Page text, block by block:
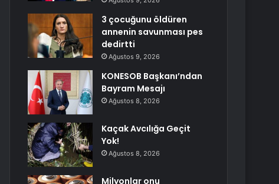
3 çocuğunu öldüren
annenin savunması pes
dedirtti
Ağustos 9, 2026
KONESOB Başkanı’ndan
Bayram Mesajı
Ağustos 8, 2026
Kaçak Avcılığa Geçit
Yok!
Ağustos 8, 2026
Milyonlar onu